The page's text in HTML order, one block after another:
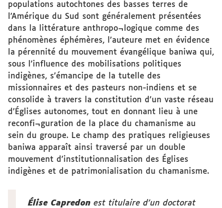
populations autochtones des basses terres de
l’Amérique du Sud sont généralement présentées
dans la littérature anthropo¬logique comme des
phénomènes éphémères, l’auteure met en évidence
la pérennité du mouvement évangélique baniwa qui,
sous l’influence des mobilisations politiques
indigènes, s’émancipe de la tutelle des
missionnaires et des pasteurs non-indiens et se
consolide à travers la constitution d’un vaste réseau
d’Églises autonomes, tout en donnant lieu à une
reconfi¬guration de la place du chamanisme au
sein du groupe. Le champ des pratiques religieuses
baniwa apparaît ainsi traversé par un double
mouvement d’institutionnalisation des Églises
indigènes et de patrimonialisation du chamanisme.
Élise Capredon est titulaire d’un doctorat